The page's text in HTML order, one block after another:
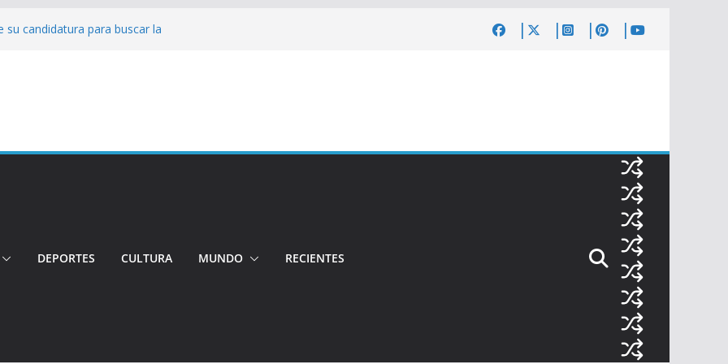
su candidatura para buscar la
Investigan crimen de un hombre en el
e incidentes marcaron la
DEPORTES CULTURA MUNDO RECIENTES